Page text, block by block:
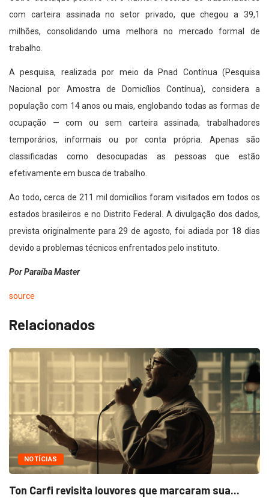
com carteira assinada no setor privado, que chegou a 39,1
milhões, consolidando uma melhora no mercado formal de
trabalho.
A pesquisa, realizada por meio da Pnad Contínua (Pesquisa
Nacional por Amostra de Domicílios Contínua), considera a
população com 14 anos ou mais, englobando todas as formas de
ocupação — com ou sem carteira assinada, trabalhadores
temporários, informais ou por conta própria. Apenas são
classificadas como desocupadas as pessoas que estão
efetivamente em busca de trabalho.
Ao todo, cerca de 211 mil domicílios foram visitados em todos os
estados brasileiros e no Distrito Federal. A divulgação dos dados,
prevista originalmente para 29 de agosto, foi adiada por 18 dias
devido a problemas técnicos enfrentados pelo instituto.
Por Paraíba Master
source
Relacionados
NOTÍCIAS
Ton Carfi revisita louvores que marcaram sua...